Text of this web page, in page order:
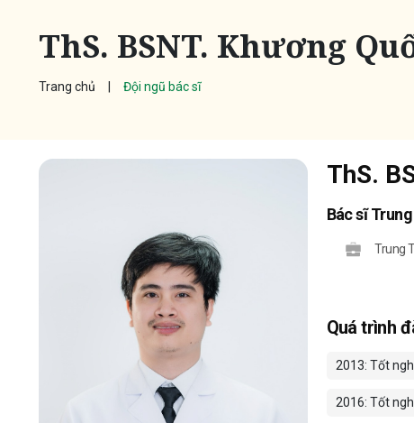
ThS. BSNT. Khương
Trang chủ Đội ngũ bác sĩ
ThS.
Bác sĩ
Trung
Quá trình
2013: Tốt
2016: Tốt